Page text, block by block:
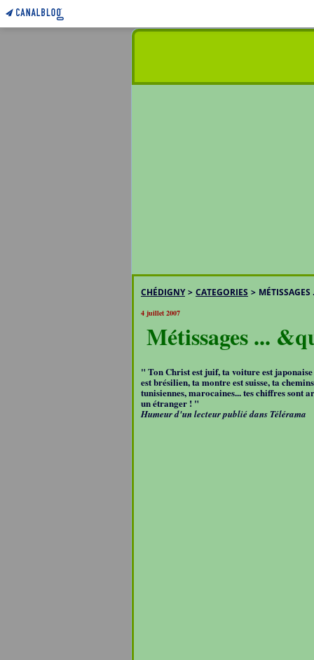
CHÉDIGNY > CATEGORIES >
4 juillet 2007
Métissages ...
" Ton Christ est juif, ta voiture est
est brésilien, ta montre est suisse, ta
tunisiennes, marocaines... tes chiffres sont
un étranger ! "
Humeur d'un lecteur publié dans Télérama